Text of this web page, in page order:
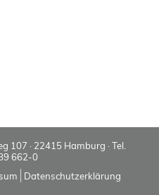
107 · 22415 Hamburg · Tel.
662-0
Datenschutzerklärung